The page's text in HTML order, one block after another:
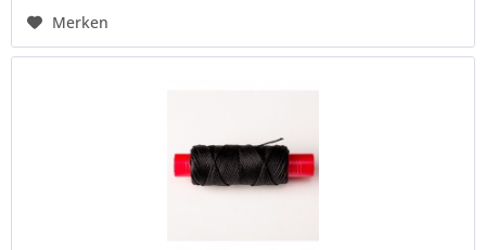
Merken